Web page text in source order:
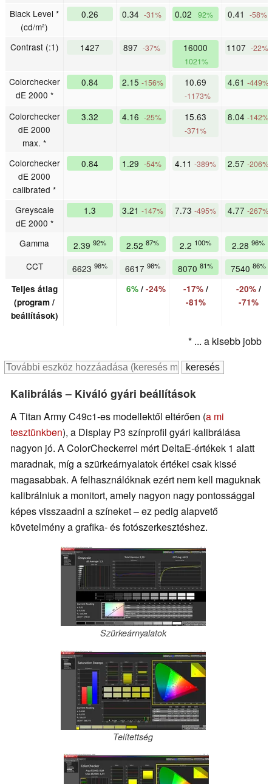
Black Level *
(cd/m²)
0.26 0.34 -31% 0.02 92% 0.41 -58%
Contrast (:1) 1427 897 -37% 16000
1021%
1107 -22%
Colorchecker
dE 2000 *
0.84 2.15 -156% 10.69
-1173%
4.61 -449%
Colorchecker
dE 2000
max. *
3.32 4.16 -25% 15.63
-371%
8.04 -142%
Colorchecker
dE 2000
calibrated *
0.84 1.29 -54% 4.11 -389% 2.57 -206%
Greyscale
dE 2000 *
1.3 3.21 -147% 7.73 -495% 4.77 -267%
Gamma 2.39 92% 2.52 87% 2.2 100% 2.28 96%
CCT 6623 98% 6617 98% 8070 81% 7540 86%
Teljes átlag
(program /
beállítások)
6%/ -24% -17%/
-81%
-20%/
-71%
* ... a kisebb jobb
Kalibrálás – Kiváló gyári beállítások
A Titan Army C49c1-es modellektől eltérően (a mi
tesztünkben), a Display P3 színprofil gyári kalibrálása
nagyon jó. A ColorCheckerrel mért DeltaE-értékek 1 alatt
maradnak, míg a szürkeárnyalatok értékei csak kissé
magasabbak. A felhasználóknak ezért nem kell maguknak
kalibrálniuk a monitort, amely nagyon nagy pontossággal
képes visszaadni a színeket – ez pedig alapvető
követelmény a grafika- és fotószerkesztéshez.
Szürkeárnyalatok
Telítettség